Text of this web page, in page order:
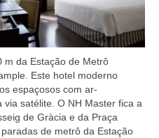
m da Estação de Metrô
Este hotel moderno
espaçosos com ar-
satélite. O NH Master fica a
de Gràcia e da Praça
de metrô da Estação